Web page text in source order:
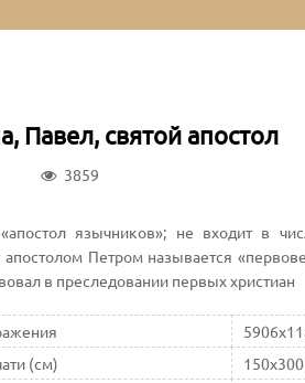
Павел, святой апостол
3859
язычников»; не входит в
апостолом Петром называется
в преследовании первых христиан
(см)